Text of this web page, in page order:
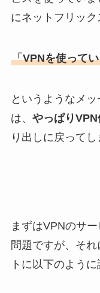
にネットフリッ
「VPNを使って
というようなメ
は、 やっぱり
り出しに戻ってし
まずはVPNのサ
問題ですが、そ
トに以下のように